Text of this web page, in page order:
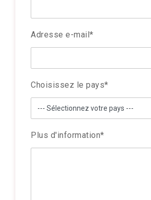
Adresse e-mail*
Choisissez le pays*
Plus d'information*